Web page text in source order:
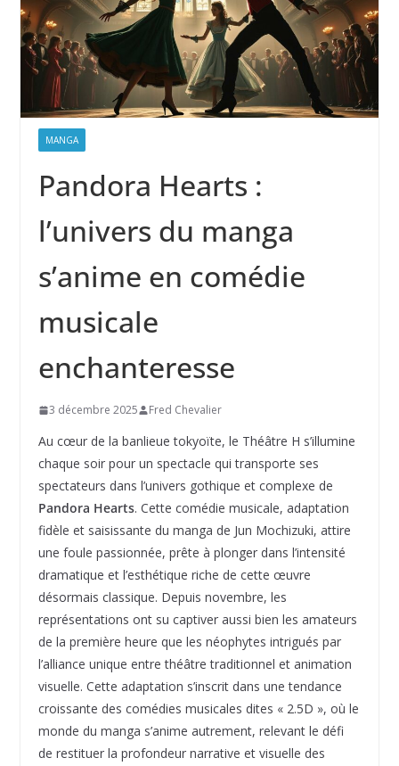
MANGA
Pandora Hearts :
l’univers du manga
s’anime en comédie
musicale
enchanteresse
3 décembre 2025 Fred Chevalier
Au cœur de la banlieue tokyoïte, le Théâtre H s’illumine
chaque soir pour un spectacle qui transporte ses
spectateurs dans l’univers gothique et complexe de
Pandora Hearts. Cette comédie musicale, adaptation
fidèle et saisissante du manga de Jun Mochizuki, attire
une foule passionnée, prête à plonger dans l’intensité
dramatique et l’esthétique riche de cette œuvre
désormais classique. Depuis novembre, les
représentations ont su captiver aussi bien les amateurs
de la première heure que les néophytes intrigués par
l’alliance unique entre théâtre traditionnel et animation
visuelle. Cette adaptation s’inscrit dans une tendance
croissante des comédies musicales dites « 2.5D », où le
monde du manga s’anime autrement, relevant le défi
de restituer la profondeur narrative et visuelle des